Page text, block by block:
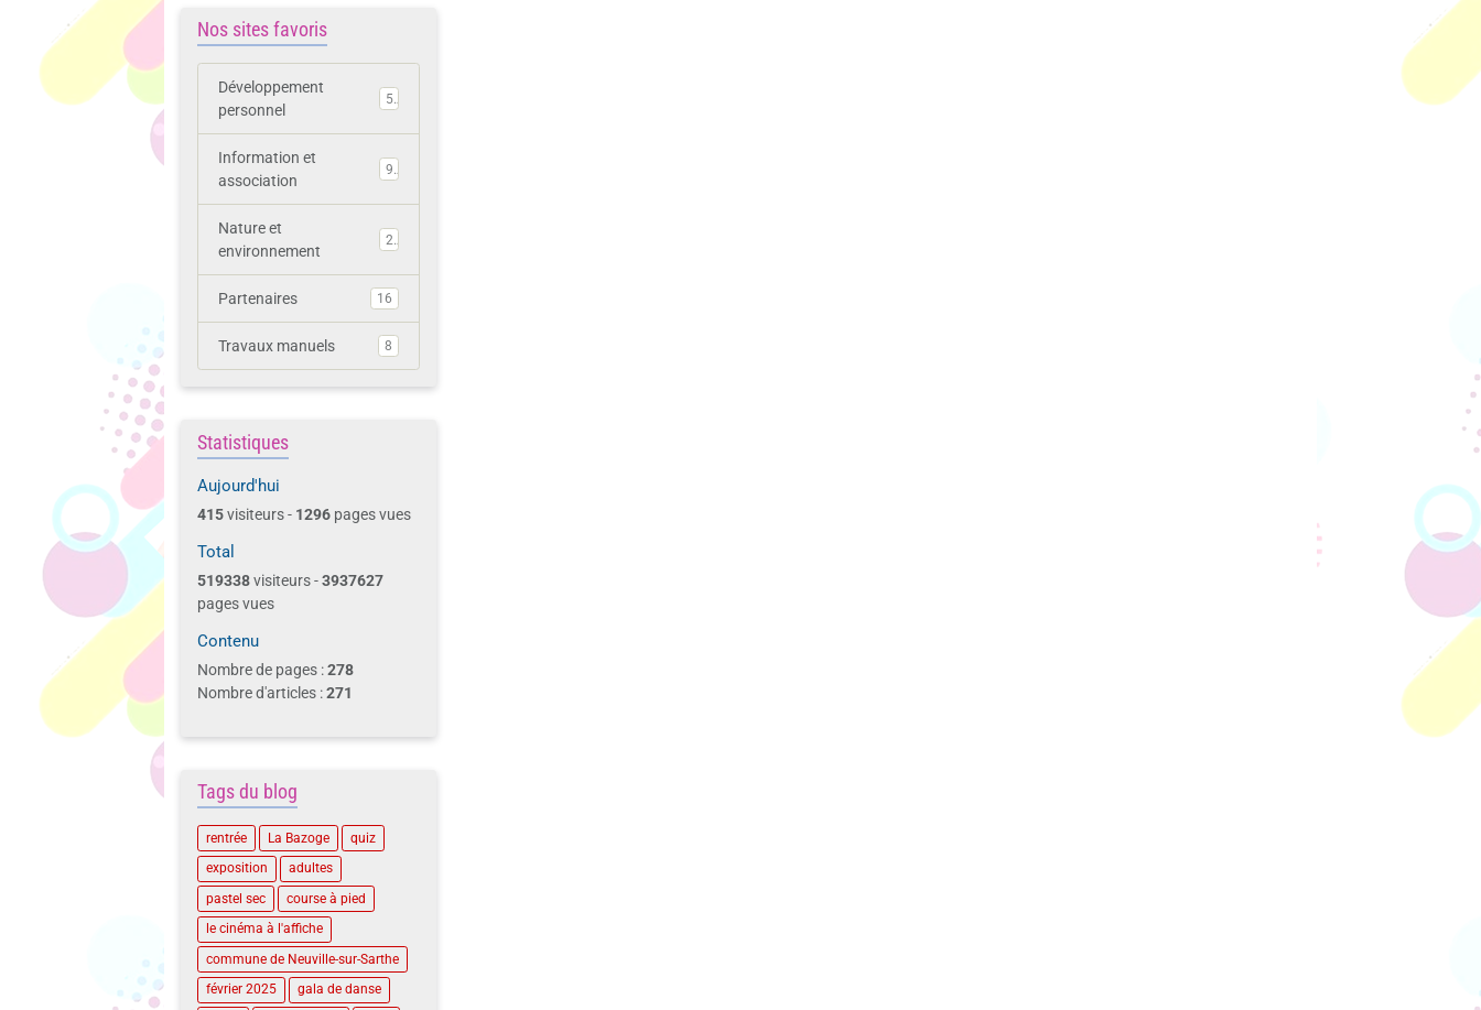
Nos sites favoris
Développement
personnel
5
Information et
association
9
Nature et
environnement
2
Partenaires 16
Travaux manuels 8
Statistiques
Aujourd'hui
415visiteurs - 1296 pages vues
Total
519338visiteurs -3937627
pages vues
Contenu
Nombre de pages :278
Nombre d'articles :271
Tags du blog
rentrée La Bazoge
quiz
exposition
adultes
pastel sec
course à pied
le cinéma à l'affiche
commune de Neuville-sur-Sarthe
février 2025
gala de danse